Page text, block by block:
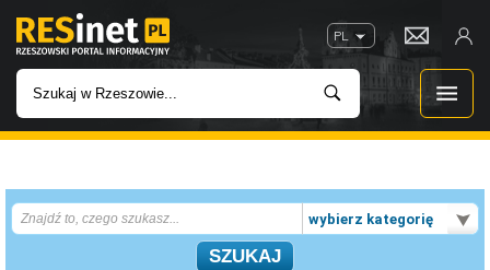
PL
INWESTYCJE wybierz kategorię